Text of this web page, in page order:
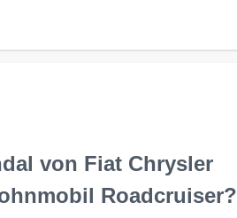
von Fiat Chrysler
Roadcruiser?